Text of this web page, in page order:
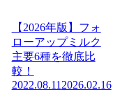
【2026年版】フォ
ローアップミルク
主要6種を徹底比
較！
2022.08.11 2026.02.16